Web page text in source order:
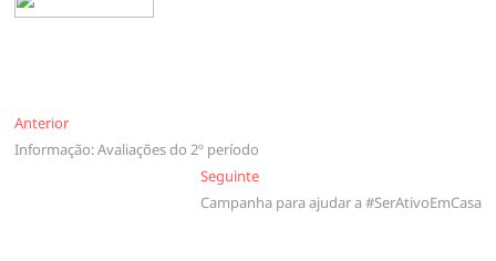
Navegação
de
AnteriorAnterior
Informação: Avaliações do 2º período
SeguinteSeguinte
Campanha para ajudar a #SerAtivoEmCasa